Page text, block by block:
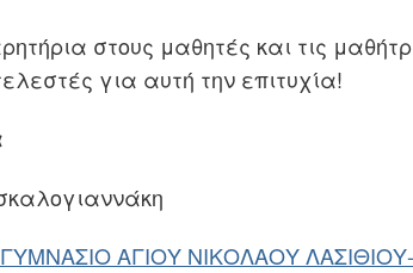
στους μαθητές και τις
για αυτή την επιτυχία!
ΑΓΙΟΥ ΝΙΚΟΛΑΟΥ